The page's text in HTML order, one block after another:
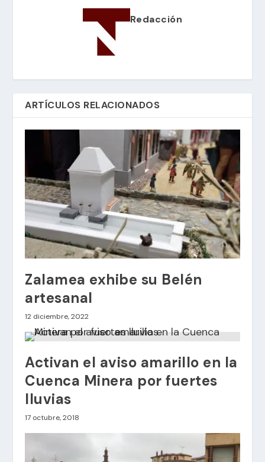
Redacción
ARTÍCULOS RELACIONADOS
Zalamea exhibe su Belén
artesanal
12 diciembre, 2022
Activan el aviso amarillo en la
Cuenca Minera por fuertes
lluvias
17 octubre, 2018